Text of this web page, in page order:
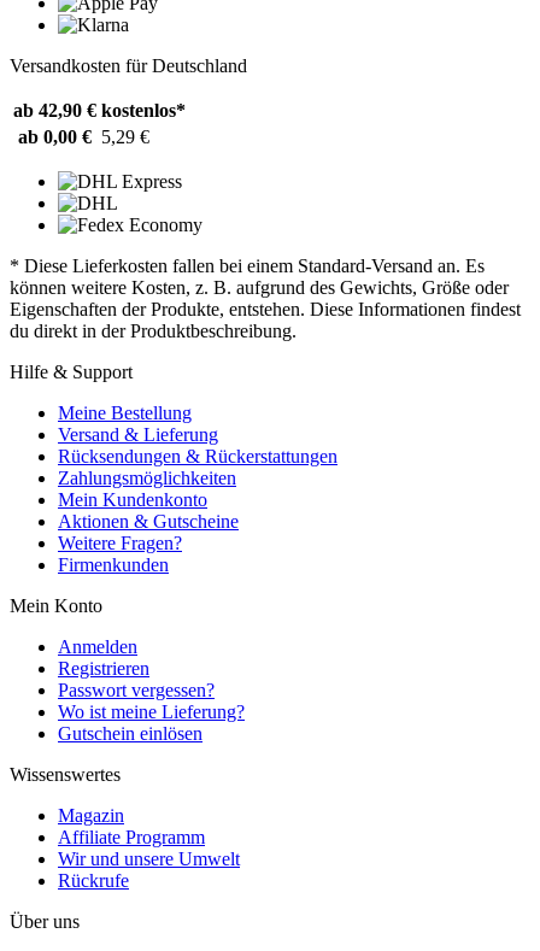
Versandkosten für Deutschland
ab 42,90 € kostenlos*
ab 0,00 € 5,29 €
* Diese Lieferkosten fallen bei einem Standard-Versand an. Es
können weitere Kosten, z. B. aufgrund des Gewichts, Größe oder
Eigenschaften der Produkte, entstehen. Diese Informationen findest
du direkt in der Produktbeschreibung.
Hilfe & Support
Meine Bestellung
Versand & Lieferung
Rücksendungen & Rückerstattungen
Zahlungsmöglichkeiten
Mein Kundenkonto
Aktionen & Gutscheine
Weitere Fragen?
Firmenkunden
Mein Konto
Anmelden
Registrieren
Passwort vergessen?
Wo ist meine Lieferung?
Gutschein einlösen
Wissenswertes
Magazin
Affiliate Programm
Wir und unsere Umwelt
Rückrufe
Über uns